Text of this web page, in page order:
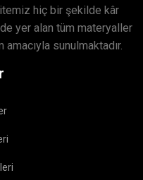
hiç bir şekilde kâr
yer alan tüm materyaller
sunulmaktadır.